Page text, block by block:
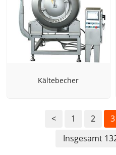
Kältebecher
< 1 2 3
Insgesamt